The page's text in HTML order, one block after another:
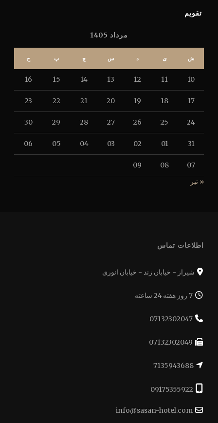
تقویم
مرداد 1405
ش ی د س چ پ ج
10
11
12
13
14
15
16
17
18
19
20
21
22
23
24
25
26
27
28
29
30
31
01
02
03
04
05
06
07
08
09
« تیر
اطلاعات تماس
شیراز - خیابان زند - خیابان انوری